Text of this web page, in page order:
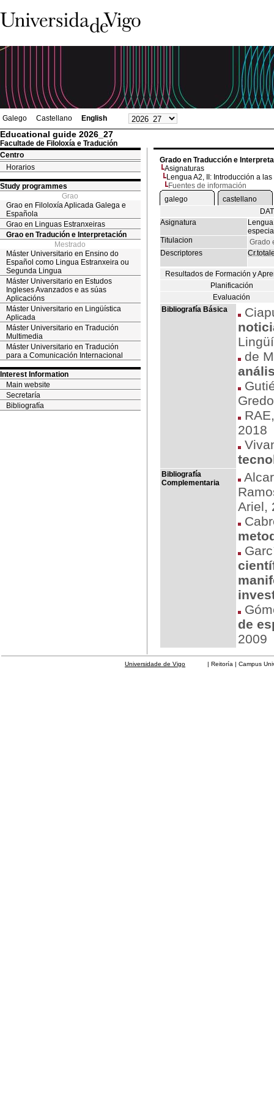
Galego Castellano English
Educational guide 2026_27
Facultade de Filoloxía e Tradución
Centro
Horarios
Study programmes
Grao
Grao en Filoloxía Aplicada Galega e
Española
Grao en Linguas Estranxeiras
Grao en Tradución e Interpretación
Mestrado
Máster Universitario en Ensino do
Español como Lingua Estranxeira ou
Segunda Lingua
Máster Universitario en Estudos
Ingleses Avanzados e as súas
Aplicacións
Máster Universitario en Lingüística
Aplicada
Máster Universitario en Tradución
Multimedia
Máster Universitario en Tradución
para a Comunicación Internacional
Interest Information
Main website
Secretaría
Bibliografía
Grado en Traducción e
Asignaturas
Lengua A2, II: Introducción a
Fuentes de información
galego
castellano
Asignatura
Titulacion
Grado
Descriptores
Resultados de Formación y
Planificación
Evaluación
Bibliografía Básica
de
2018
Bibliografía
Complementaria
Ariel,
de
2009
Universidade de Vigo | Reitoría | Campus